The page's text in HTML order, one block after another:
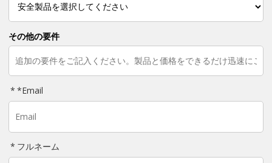
その他の要件
*Email
フルネーム